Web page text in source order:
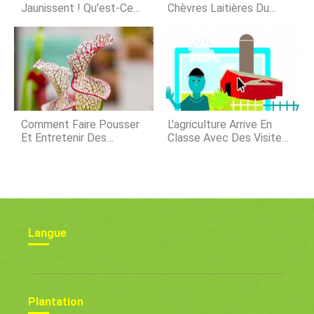
peuvent craind
Jaunissent ! Qu'est-Ce
Faire
Chèvres Laitières Du
Comment Faire Pousser
Et Entretenir Des
L'agriculture Arrive En
Classe Avec Des Visites
Langue
Plantation